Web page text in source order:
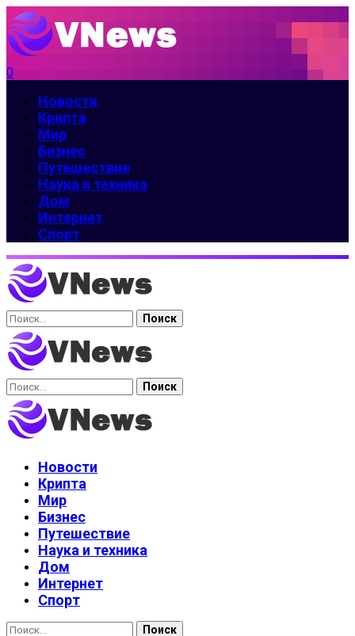
0
Новости
Крипта
Мир
Бизнес
Путешествие
Наука и техника
Дом
Интернет
Спорт
Найти:
Найти:
Новости
Крипта
Мир
Бизнес
Путешествие
Наука и техника
Дом
Интернет
Спорт
Найти: